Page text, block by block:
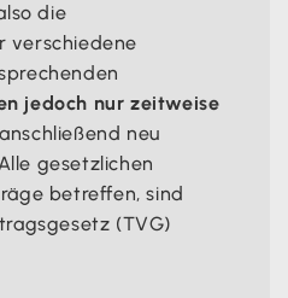
die
verschiedene
jedoch nur zeitweise
neu
gesetzlichen
betreffen, sind
(TVG)